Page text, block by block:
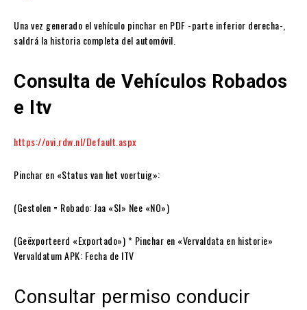
Una vez generado el vehículo pinchar en PDF -parte inferior derecha-,
saldrá la historia completa del automóvil.
Consulta de Vehículos Robados
e Itv
https://ovi.rdw.nl/Default.aspx
Pinchar en «Status van het voertuig»:
(Gestolen = Robado: Jaa «SI» Nee «NO»)
(Geëxporteerd «Exportado») * Pinchar en «Vervaldata en historie»
Vervaldatum APK: Fecha de ITV
Consultar permiso conducir